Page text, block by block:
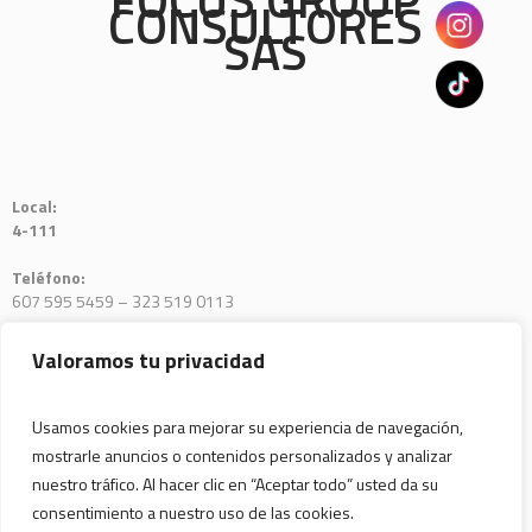
Valoramos tu privacidad
Usamos cookies para mejorar su experiencia de navegación,
mostrarle anuncios o contenidos personalizados y analizar
nuestro tráfico. Al hacer clic en “Aceptar todo” usted da su
consentimiento a nuestro uso de las cookies.
CONSULTORES
SAS
Local:
4-111
Teléfono:
607 595 5459 – 323 519 0113
E-mail:
notificaciones@focusgroup.com